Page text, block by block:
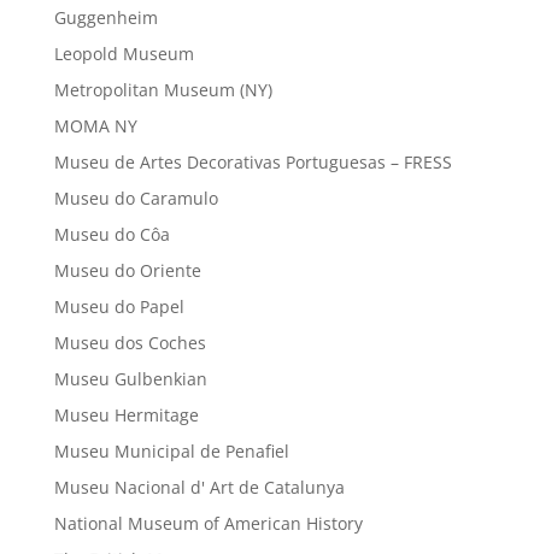
Guggenheim
Leopold Museum
Metropolitan Museum (NY)
MOMA NY
Museu de Artes Decorativas Portuguesas – FRESS
Museu do Caramulo
Museu do Côa
Museu do Oriente
Museu do Papel
Museu dos Coches
Museu Gulbenkian
Museu Hermitage
Museu Municipal de Penafiel
Museu Nacional d' Art de Catalunya
National Museum of American History